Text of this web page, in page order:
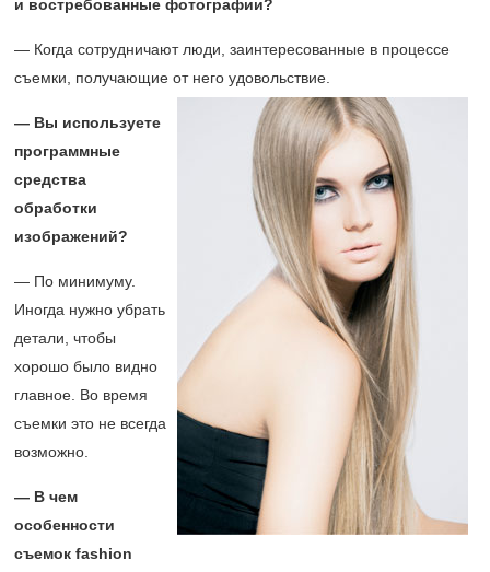
и востребованные фотографии?
— Когда сотрудничают люди, заинтересованные в процессе
съемки, получающие от него удовольствие.
— Вы используете
программные
средства
обработки
изображений?
— По минимуму.
Иногда нужно убрать
детали, чтобы
хорошо было видно
главное. Во время
съемки это не всегда
возможно.
— В чем
особенности
съемок fashion